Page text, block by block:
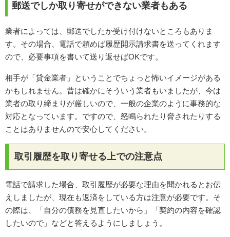
郵送でしか取り寄せができない業者もある
業者によっては、郵送でしたか受け付けないところもありま
す。その場合、電話で頼めば履歴開示請求書を送ってくれます
ので、必要事項を書いて送り返せばOKです。
相手が「貸金業者」ということでちょっと怖いイメージがある
かもしれません。昔は確かにそういう業者もいましたが、今は
業者の取り締まりが厳しいので、一般の企業のように事務的な
対応となっています。ですので、怒鳴られたり脅されたりする
ことはありませんので安心してください。
取引履歴を取り寄せる上での注意点
電話で請求した場合、取引履歴が必要な理由を聞かれるとお伝
えしましたが、現在も返済をしている方は注意が必要です。そ
の際は、「自分の債務を見直したいから」「契約の内容を確認
したいので」などと答えるようにしましょう。